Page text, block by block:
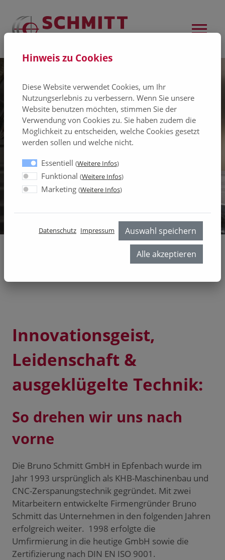
Innovationsgeist,
Leidenschaft &
ausgeklügelte Technik:
So drehen wir uns nach
vorne
Die Bruno Schmitt GmbH in Epfenbach wurde im
Jahr 1993 ursprünglich als KHB-Maschinenbau und
CNC-Zerspanungstechnik gegründet. Mit zwei
Mitarbeitern entwickelte Firmengründer Bruno
Schmitt das Unternehmen in den folgenden Jahren
erfolgreich weiter. 1998 erfolgte die
Umfirmierung in die heutige GmbH sowie die
Zertifizierung nach DIN EN ISO 9001.
Hinweis zu Cookies
Diese Website verwendet Cookies, um Ihr
Nutzungserlebnis zu verbessern. Wenn Sie unsere
Website benutzen möchten, stimmen Sie der
Verwendung von Cookies zu. Sie haben zudem die
Möglichkeit zu entscheiden, welche Cookies gesetzt
werden sollen und welche nicht.
Essentiell (Weitere Infos)
Funktional (Weitere Infos)
Marketing (Weitere Infos)
Datenschutz Impressum Auswahl speichern
Alle akzeptieren